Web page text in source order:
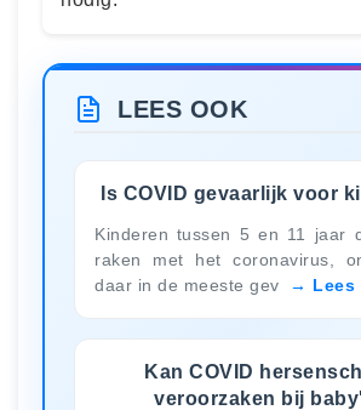
LEES OOK
Is COVID gevaarlijk voor
Kinderen tussen 5 en 11 jaar
raken met het coronavirus,
daar in de meeste gev
Lees
Kan COVID
veroorzaken bij